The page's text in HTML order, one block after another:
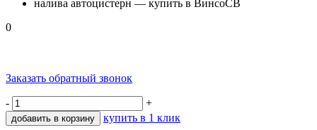
0
Заказать обратный звонок
- +
добавить в корзину купить в 1 клик